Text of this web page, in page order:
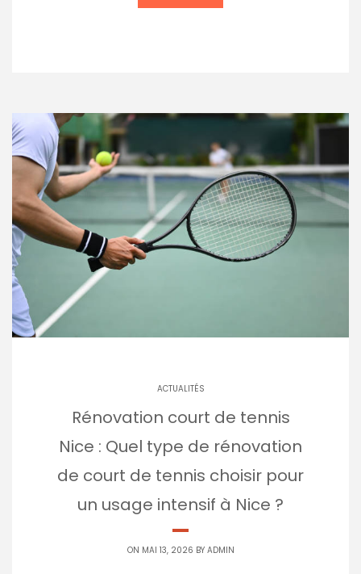
ACTUALITÉS
Rénovation court de tennis
Nice : Quel type de rénovation
de court de tennis choisir pour
un usage intensif à Nice ?
ON MAI 13, 2026 BY ADMIN